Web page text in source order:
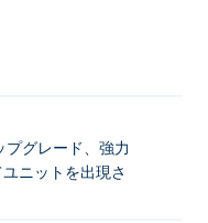
のスキンの組み合わ
すか?
レイするにはど
プグレード、強力
ニットを出現さ